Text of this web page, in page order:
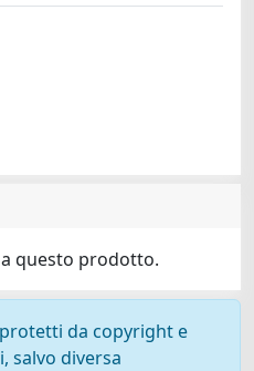
questo prodotto.
da copyright e
salvo diversa